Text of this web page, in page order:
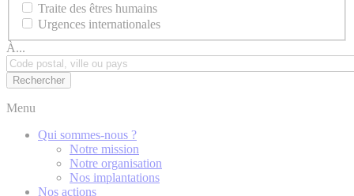
Traite des êtres humains
Urgences internationales
À...
Menu
Qui sommes-nous ?
Notre mission
Notre organisation
Nos implantations
Nos actions